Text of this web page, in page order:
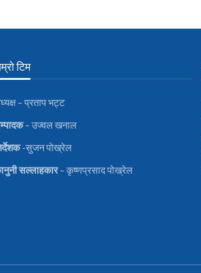
टिम
– प्रताप भट्ट
– उज्वल खनाल
-सुजन पोख्रेल
सल्लाहकार– कृष्णप्रसाद पोख्रेल